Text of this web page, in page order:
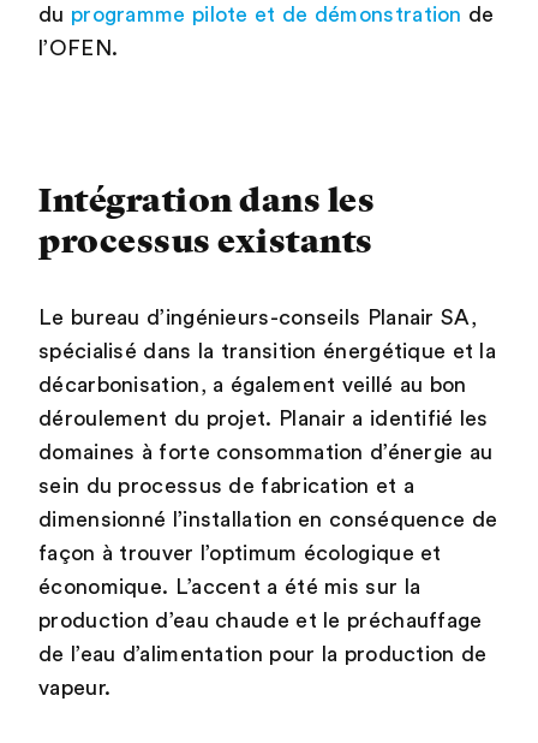
du programme pilote et de démonstration de
l’OFEN.
Intégration dans les
processus existants
Le bureau d’ingénieurs-conseils Planair SA,
spécialisé dans la transition énergétique et la
décarbonisation, a également veillé au bon
déroulement du projet. Planair a identifié les
domaines à forte consommation d’énergie au
sein du processus de fabrication et a
dimensionné l’installation en conséquence de
façon à trouver l’optimum écologique et
économique. L’accent a été mis sur la
production d’eau chaude et le préchauffage
de l’eau d’alimentation pour la production de
vapeur.